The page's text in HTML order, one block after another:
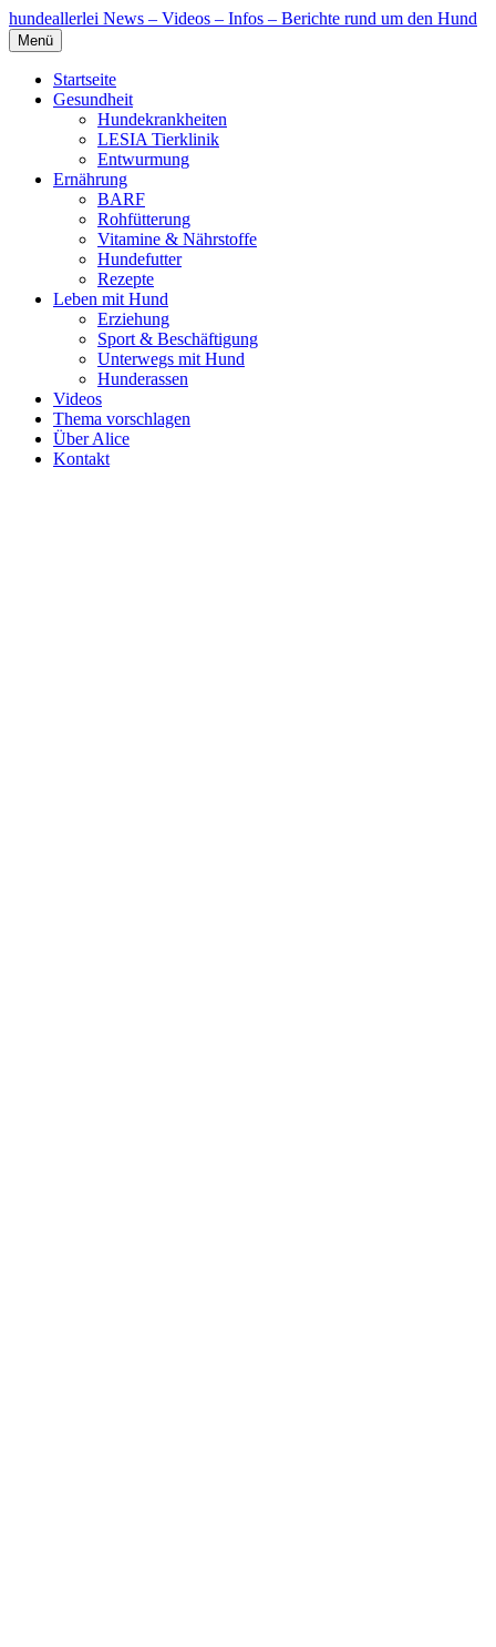
hundeallerlei News – Videos – Infos – Berichte rund um den Hund
Menü
Startseite
Gesundheit
Hundekrankheiten
LESIA Tierklinik
Entwurmung
Ernährung
BARF
Rohfütterung
Vitamine & Nährstoffe
Hundefutter
Rezepte
Leben mit Hund
Erziehung
Sport & Beschäftigung
Unterwegs mit Hund
Hunderassen
Videos
Thema vorschlagen
Über Alice
Kontakt